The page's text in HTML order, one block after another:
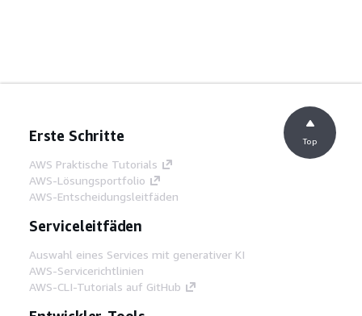
Erste Schritte
AWS Praktische Tutorials
AWS-Lösungsportfolio
AWS-Entscheidungsleitfäden
Serviceleitfäden
Auswahl eines Services mit generativer KI
AWS-Servicerichtlinien
AWS-CLI-Tutorials auf GitHub
Top